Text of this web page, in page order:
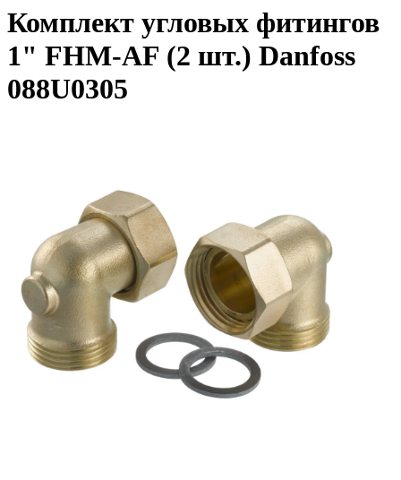
Комплект угловых фитингов
1" FHM-AF (2 шт.) Danfoss
088U0305